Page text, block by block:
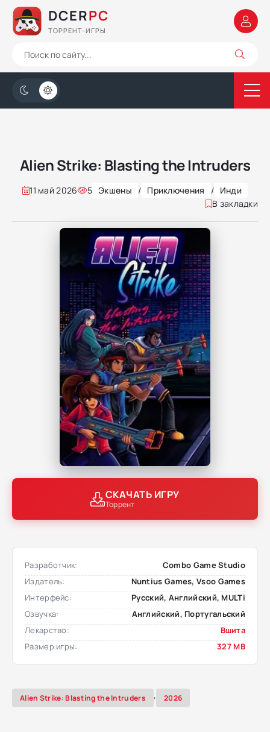
DCERPC
ТОРРЕНТ-ИГРЫ
Alien Strike: Blasting the Intruders
11 май 2026 5 Экшены / Приключения / Инди
В закладки
СКАЧАТЬ ИГРУ
Торрент
Разработчик:
Combo Game Studio
Издатель:
Nuntius Games, Vsoo Games
Интерфейс:
Русский, Английский, MULTi
Озвучка:
Английский, Португальский
Лекарство:
Вшита
Размер игры:
327 MB
Alien Strike: Blasting the Intruders , 2026